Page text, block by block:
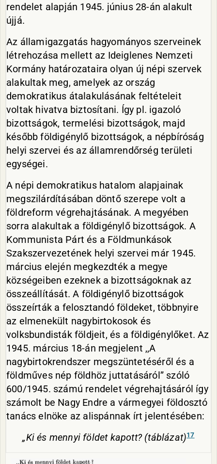
rendelet alapján 1945. június 28-án alakult
újjá.
Az államigazgatás hagyományos szerveinek
létrehozása mellett az Ideiglenes Nemzeti
Kormány határozataira olyan új népi szervek
alakultak meg, amelyek az ország
demokratikus átalakulásának feltételeit
voltak hivatva biztosítani. Így pl. igazoló
bizottságok, termelési bizottságok, majd
később földigénylő bizottságok, a népbíróság
helyi szervei és az államrendőrség területi
egységei.
A népi demokratikus hatalom alapjainak
megszilárdításában döntő szerepe volt a
földreform végrehajtásának. A megyében
sorra alakultak a földigénylő bizottságok. A
Kommunista Párt és a Földmunkások
Szakszervezetének helyi szervei már 1945.
március elején megkezdték a megye
községeiben ezeknek a bizottságoknak az
összeállítását. A földigénylő bizottságok
összeírták a felosztandó földeket, többnyire
az elmenekült nagybirtokosok és
volksbundisták földjeit, és a földigénylőket. Az
1945. március 18-án megjelent ,,A
nagybirtokrendszer megszüntetéséről és a
földműves nép földhöz juttatásáról” szóló
600/1945. számú rendelet végrehajtásáról így
számolt be Nagy Endre a vármegyei földosztó
tanács elnöke az alispánnak írt jelentésében:
„Ki és mennyi földet kapott? (táblázat)17